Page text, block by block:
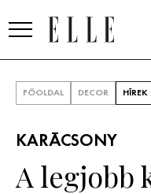
SZÉPSÉG
FŐOLDAL DECOR HÍREK
KARÁCSONY
A legjobb